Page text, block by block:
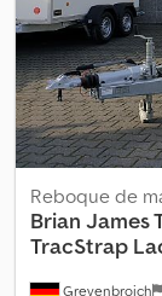
Grevenbroich
Reboque de
Brian James
TracStrap